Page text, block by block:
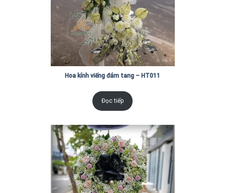
Hoa kính viếng đám tang – HT011
Đọc tiếp